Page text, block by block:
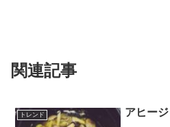
関連記事
トレンド アヒージ